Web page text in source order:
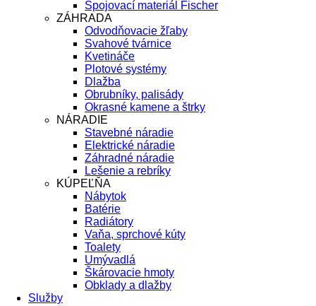
Spojovací materiál Fischer
ZÁHRADA
Odvodňovacie žľaby
Svahové tvárnice
Kvetináče
Plotové systémy
Dlažba
Obrubníky, palisády
Okrasné kamene a štrky
NÁRADIE
Stavebné náradie
Elektrické náradie
Záhradné náradie
Lešenie a rebríky
KÚPEĽŇA
Nábytok
Batérie
Radiátory
Vaňa, sprchové kúty
Toalety
Umývadlá
Škárovacie hmoty
Obklady a dlažby
Služby